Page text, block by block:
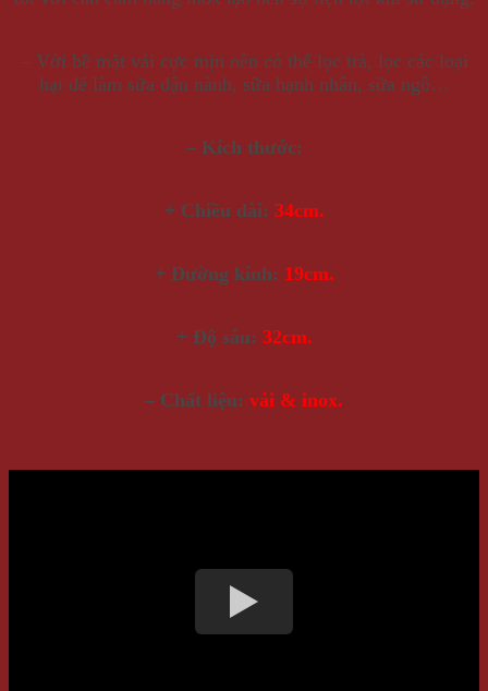
– Với bề mặt vải cực mịn nên có thể lọc trà, lọc các loại
hạt để làm sữa đậu nành, sữa hạnh nhân, sữa ngô…
– Kích thước:
+ Chiều dài: 34cm.
+ Đường kính: 19cm.
+ Độ sâu: 32cm.
– Chất liệu: vải & inox.